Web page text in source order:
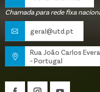
Chamada para rede fixa
geral@utd.pt
Rua João Carlos
- Portugal